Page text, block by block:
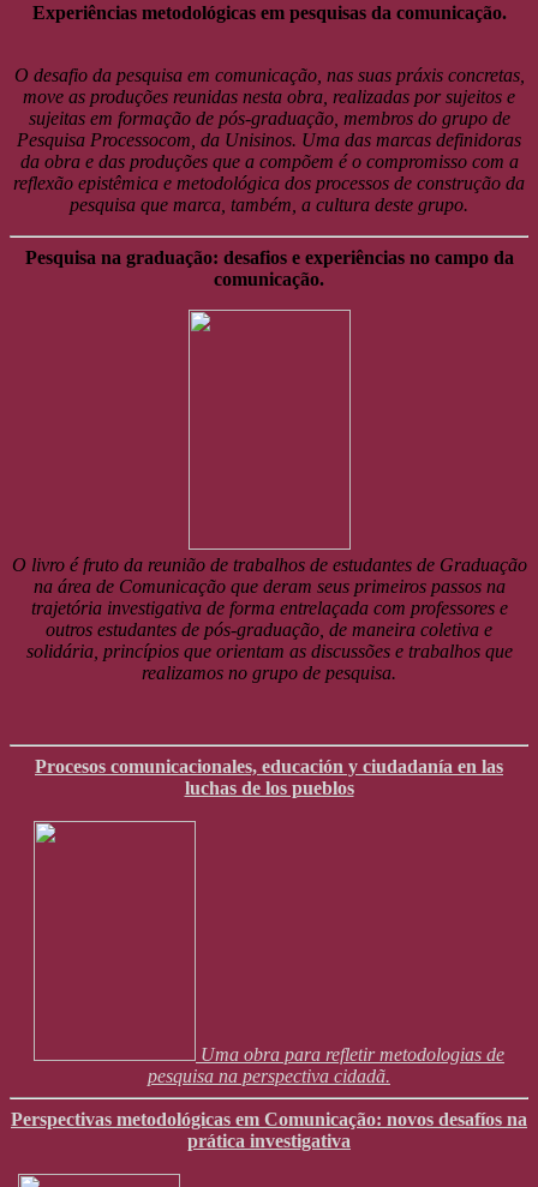
Experiências metodológicas em pesquisas da comunicação.
O desafio da pesquisa em comunicação, nas suas práxis concretas,
move as produções reunidas nesta obra, realizadas por sujeitos e
sujeitas em formação de pós-graduação, membros do grupo de
Pesquisa Processocom, da Unisinos. Uma das marcas definidoras
da obra e das produções que a compõem é o compromisso com a
reflexão epistêmica e metodológica dos processos de construção da
pesquisa que marca, também, a cultura deste grupo.
Pesquisa na graduação: desafios e experiências no campo da
comunicação.
O livro é fruto da reunião de trabalhos de estudantes de Graduação
na área de Comunicação que deram seus primeiros passos na
trajetória investigativa de forma entrelaçada com professores e
outros estudantes de pós-graduação, de maneira coletiva e
solidária, princípios que orientam as discussões e trabalhos que
realizamos no grupo de pesquisa.
Procesos comunicacionales, educación y ciudadanía en las
luchas de los pueblos
Uma obra para refletir metodologias de
pesquisa na perspectiva cidadã.
Perspectivas metodológicas em Comunicação: novos desafíos na
prática investigativa